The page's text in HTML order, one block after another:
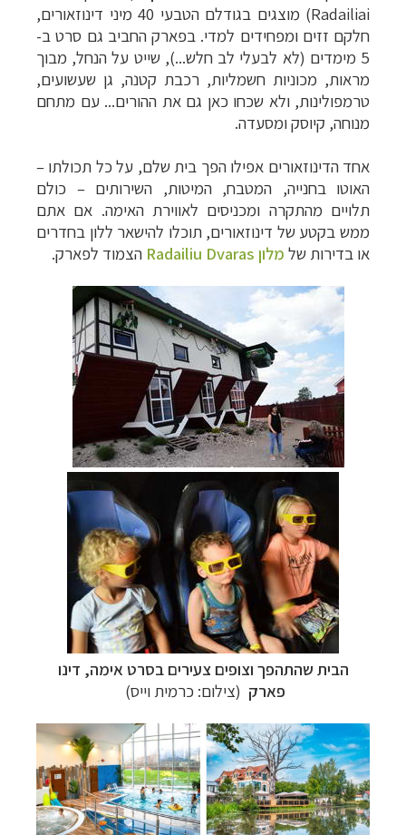
Radailiai
) מוצגים בגודלם הטבעי 40 מיני דינוזאורים,
חלקם זזים ומפחידים למדי. בפארק החביב גם סרט ב-
5 מימדים (לא לבעלי לב חלש...), שייט על הנחל, מבוך
מראות, מכוניות חשמליות, רכבת קטנה, גן שעשועים,
טרמפולינות, ולא שכחו כאן גם את ההורים... עם מתחם
מנוחה, קיוסק ומסעדה.
אחד הדינוזאורים אפילו הפך בית שלם, על כל תכולתו –
האוטו בחנייה, המטבח, המיטות, השירותים – כולם
תלויים מהתקרה ומכניסים לאווירת האימה. אם אתם
ממש בקטע של דינוזאורים, תוכלו להישאר ללון בחדרים
או בדירות של מלון Radailiu Dvaras הצמוד לפארק.
הבית שהתהפך וצופים צעירים בסרט אימה, דינו
פארק (צילום: כרמית וייס)